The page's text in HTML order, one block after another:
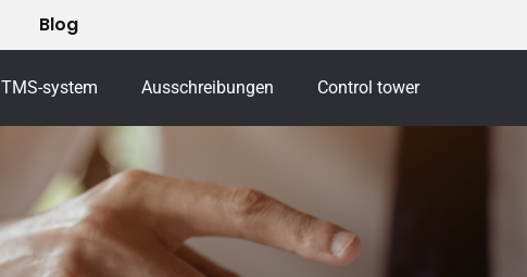
Blog
TMS-system Ausschreibungen Control tower